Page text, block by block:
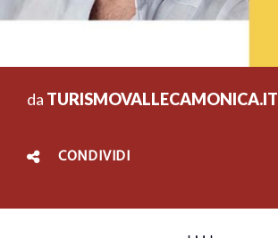
da TURISMOVALLECAMONICA.IT
CONDIVIDI